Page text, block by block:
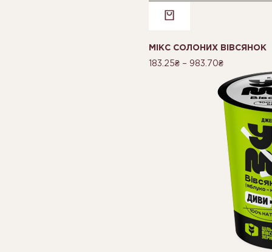
МІКС СОЛОНИХ ВІВСЯНОК
183.25₴– 983.70₴